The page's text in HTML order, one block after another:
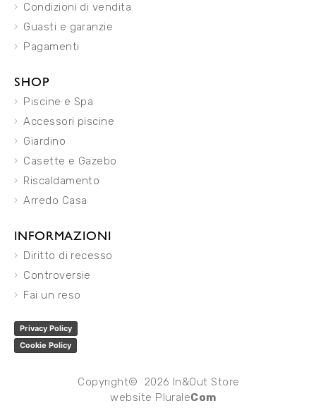
Condizioni di vendita
Guasti e garanzie
Pagamenti
SHOP
Piscine e Spa
Accessori piscine
Giardino
Casette e Gazebo
Riscaldamento
Arredo Casa
INFORMAZIONI
Diritto di recesso
Controversie
Fai un reso
Privacy Policy
Cookie Policy
Copyright© 2026 In&Out Store
website PluraleCom